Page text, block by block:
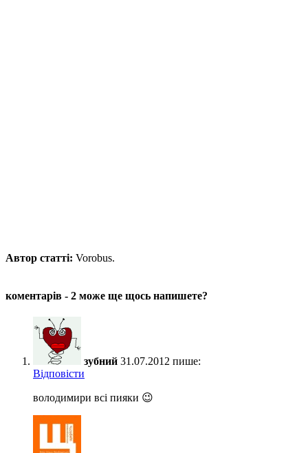
Автор статті: Vorobus.
коментарів - 2 може ще щось напишете?
зубний 31.07.2012 пише:
Відповіcти
володимири всi пияки 😉